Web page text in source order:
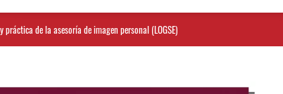
práctica de la asesoría de imagen personal (LOGSE)